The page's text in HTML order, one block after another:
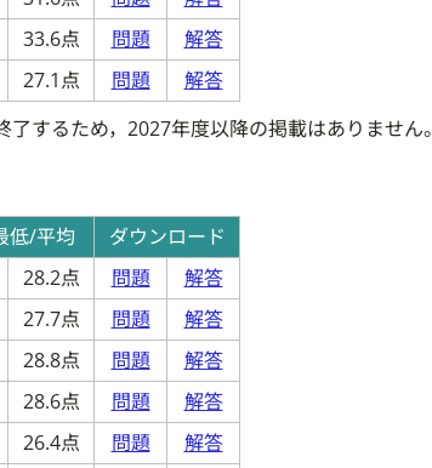
33.6点 問題
解答
27.1点 問題
解答
するため，2027年度以降の掲載はありません。
低/平均
ダウンロード
28.2点 問題
解答
27.7点 問題
解答
28.8点 問題
解答
28.6点 問題
解答
26.4点 問題
解答